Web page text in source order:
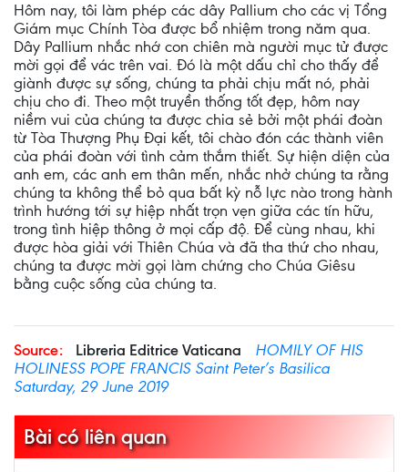
Hôm nay, tôi làm phép các dây Pallium cho các vị Tổng
Giám mục Chính Tòa được bổ nhiệm trong năm qua.
Dây Pallium nhắc nhớ con chiên mà người mục tử được
mời gọi để vác trên vai. Đó là một dấu chỉ cho thấy để
giành được sự sống, chúng ta phải chịu mất nó, phải
chịu cho đi. Theo một truyền thống tốt đẹp, hôm nay
niềm vui của chúng ta được chia sẻ bởi một phái đoàn
từ Tòa Thượng Phụ Đại kết, tôi chào đón các thành viên
của phái đoàn với tình cảm thắm thiết. Sự hiện diện của
anh em, các anh em thân mến, nhắc nhở chúng ta rằng
chúng ta không thể bỏ qua bất kỳ nỗ lực nào trong hành
trình hướng tới sự hiệp nhất trọn vẹn giữa các tín hữu,
trong tình hiệp thông ở mọi cấp độ. Để cùng nhau, khi
được hòa giải với Thiên Chúa và đã tha thứ cho nhau,
chúng ta được mời gọi làm chứng cho Chúa Giêsu
bằng cuộc sống của chúng ta.
Source: Libreria Editrice Vaticana
HOMILY OF HIS
HOLINESS POPE FRANCIS Saint Peter’s Basilica
Saturday, 29 June 2019
Bài có liên quan